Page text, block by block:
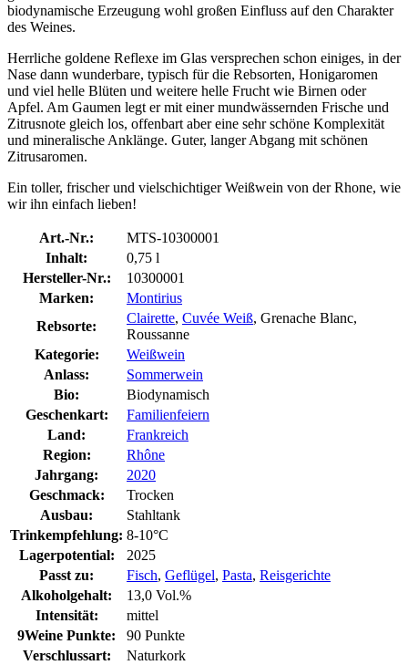
biodynamische Erzeugung wohl großen Einfluss auf den Charakter
des Weines.
Herrliche goldene Reflexe im Glas versprechen schon einiges, in der
Nase dann wunderbare, typisch für die Rebsorten, Honigaromen
und viel helle Blüten und weitere helle Frucht wie Birnen oder
Apfel. Am Gaumen legt er mit einer mundwässernden Frische und
Zitrusnote gleich los, offenbart aber eine sehr schöne Komplexität
und mineralische Anklänge. Guter, langer Abgang mit schönen
Zitrusaromen.
Ein toller, frischer und vielschichtiger Weißwein von der Rhone, wie
wir ihn einfach lieben!
Art.-Nr.:
MTS-10300001
Inhalt:
0,75 l
Hersteller-Nr.:
10300001
Marken:
Montirius
Rebsorte:
Clairette, Cuvée Weiß, Grenache Blanc,
Roussanne
Kategorie:
Weißwein
Anlass:
Sommerwein
Bio:
Biodynamisch
Geschenkart:
Familienfeiern
Land:
Frankreich
Region:
Rhône
Jahrgang:
2020
Geschmack:
Trocken
Ausbau:
Stahltank
Trinkempfehlung: 8-10°C
Lagerpotential:
2025
Passt zu:
Fisch, Geflügel, Pasta, Reisgerichte
Alkoholgehalt:
13,0 Vol.%
Intensität:
mittel
9Weine Punkte:
90 Punkte
Verschlussart:
Naturkork